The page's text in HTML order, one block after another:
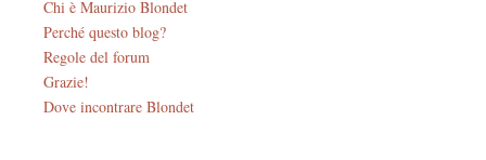
Chi è Maurizio Blondet
Perché questo blog?
Regole del forum
Grazie!
Dove incontrare Blondet